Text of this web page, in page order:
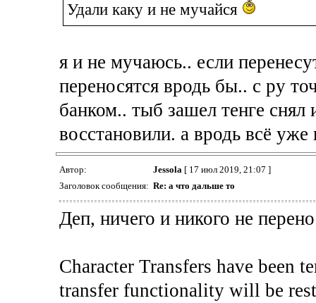
Удали каку и не мучайся
я и не мучаюсь.. если
переносятся вродь бы.. с ру
банком.. тыб зашел тенге
восстановили. а вродь всё
Автор: Jessola[ 17 июл 2019, 21:07 ]
Заголовок сообщения: Re: а что дальше то
Деп, ничего и никого не
Character Transfers have been
transfer functionality will be